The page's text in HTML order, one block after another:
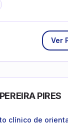
Ver
PIRES
clínico de